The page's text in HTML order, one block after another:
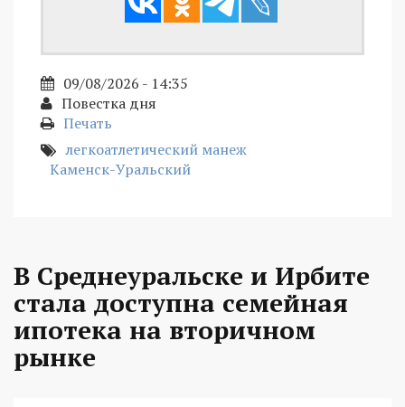
09/08/2026 - 14:35
Повестка дня
Печать
легкоатлетический манеж
Каменск-Уральский
В Среднеуральске и Ирбите
стала доступна семейная
ипотека на вторичном
рынке